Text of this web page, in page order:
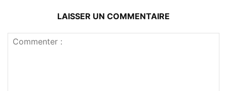
LAISSER UN COMMENTAIRE